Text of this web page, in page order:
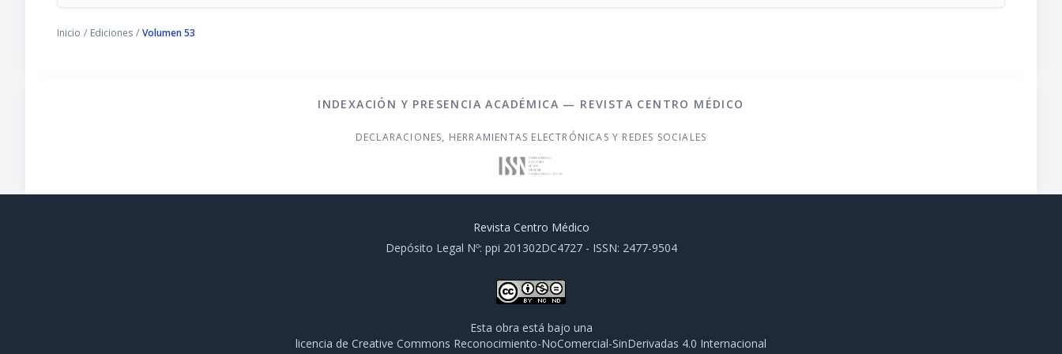
Inicio / Ediciones / Volumen 53
INDEXACIÓN Y PRESENCIA ACADÉMICA — REVISTA CENTRO MÉDICO
DECLARACIONES, HERRAMIENTAS ELECTRÓNICAS Y REDES SOCIALES
Revista Centro Médico
Depósito Legal Nº: ppi 201302DC4727 - ISSN: 2477-9504
Esta obra está bajo una
licencia de Creative Commons Reconocimiento-NoComercial-SinDerivadas 4.0 Internacional